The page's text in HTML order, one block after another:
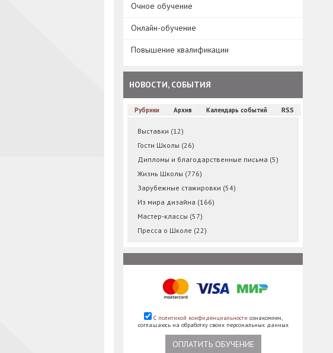
Очное обучение
Онлайн-обучение
Повышение квалификации
НОВОСТИ, СОБЫТИЯ
Рубрики Архив Календарь событий RSS
Выставки (12)
Гости Школы (26)
Дипломы и благодарственные письма (5)
Жизнь Школы (776)
Зарубежные стажировки (54)
Из мира дизайна (166)
Мастер-классы (57)
Пресса о Школе (22)
С политикой конфиденциальности ознакомлен,
соглашаюсь на обработку своих персональных данных
ОПЛАТИТЬ ОБУЧЕНИЕ